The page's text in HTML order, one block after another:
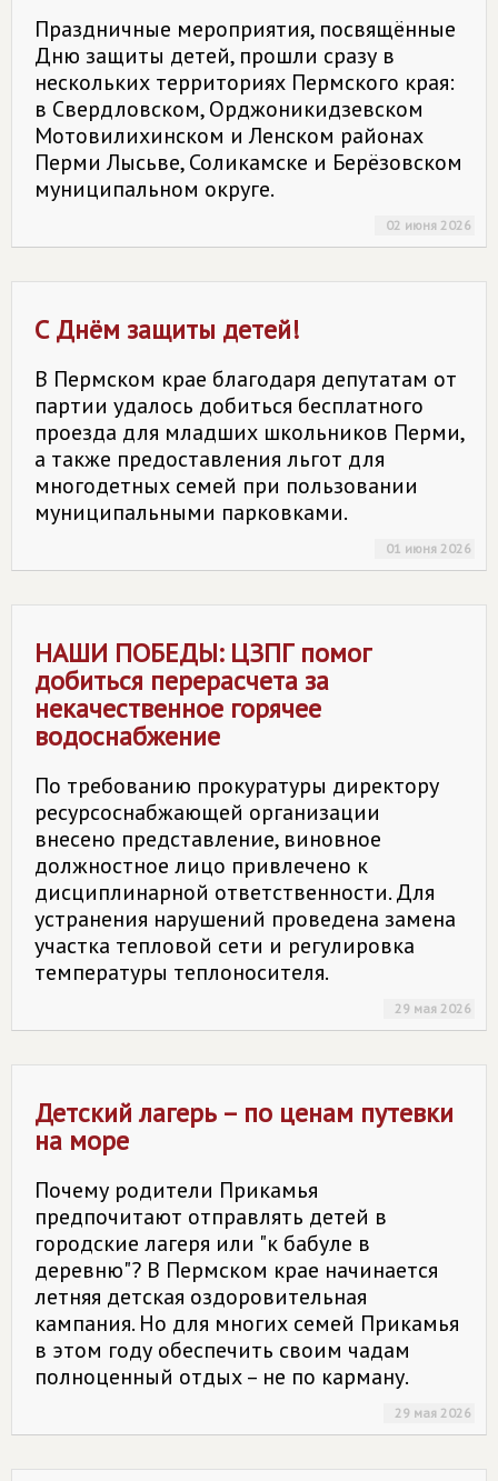
Праздничные мероприятия, посвящённые
Дню защиты детей, прошли сразу в
нескольких территориях Пермского края:
в Свердловском, Орджоникидзевском
Мотовилихинском и Ленском районах
Перми Лысьве, Соликамске и Берёзовском
муниципальном округе.
02 июня 2026
С Днём защиты детей!
В Пермском крае благодаря депутатам от
партии удалось добиться бесплатного
проезда для младших школьников Перми,
а также предоставления льгот для
многодетных семей при пользовании
муниципальными парковками.
01 июня 2026
НАШИ ПОБЕДЫ: ЦЗПГ помог
добиться перерасчета за
некачественное горячее
водоснабжение
По требованию прокуратуры директору
ресурсоснабжающей организации
внесено представление, виновное
должностное лицо привлечено к
дисциплинарной ответственности. Для
устранения нарушений проведена замена
участка тепловой сети и регулировка
температуры теплоносителя.
29 мая 2026
Детский лагерь – по ценам путевки
на море
Почему родители Прикамья
предпочитают отправлять детей в
городские лагеря или "к бабуле в
деревню"? В Пермском крае начинается
летняя детская оздоровительная
кампания. Но для многих семей Прикамья
в этом году обеспечить своим чадам
полноценный отдых – не по карману.
29 мая 2026